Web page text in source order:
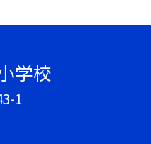
学校
1